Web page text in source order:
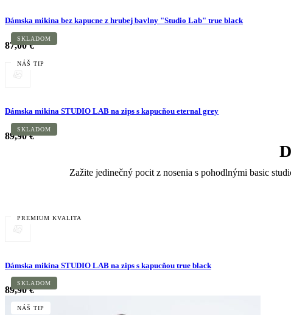
SKLADOM
Dámska mikina bez kapucne z hrubej bavlny "Studio Lab" true black
87,00 €
NÁŠ TIP
SKLADOM
Dámska mikina STUDIO LAB na zips s kapucňou eternal grey
89,90 €
Zažite jedinečný pocit z nosenia s pohodlnými basic
PREMIUM KVALITA
SKLADOM
Dámska mikina STUDIO LAB na zips s kapucňou true black
89,90 €
NÁŠ TIP